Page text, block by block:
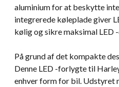
aluminium for at beskytte
integrerede køleplade giver
kølig og sikre maksimal LED
På grund af det kompakte
Denne LED -forlygte til
enhver form for bil. Udstyret